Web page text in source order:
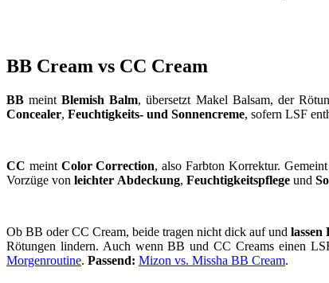
BB Cream vs CC Cream
BBmeint Blemish Balm, übersetzt Makel Balsam, der
Concealer, Feuchtigkeits- und Sonnencreme, sofern LSF
CC meintColor Correction, also Farbton Korrektur.
Vorzüge von leichter Abdeckung, Feuchtigkeitspflege und
Ob BB oder CC Cream, beide tragen nicht dick auf undlassen
Rötungen lindern. Auch wenn BB und CC Creams einen
Morgenroutine. Passend: Mizon vs. Missha BB Cream.